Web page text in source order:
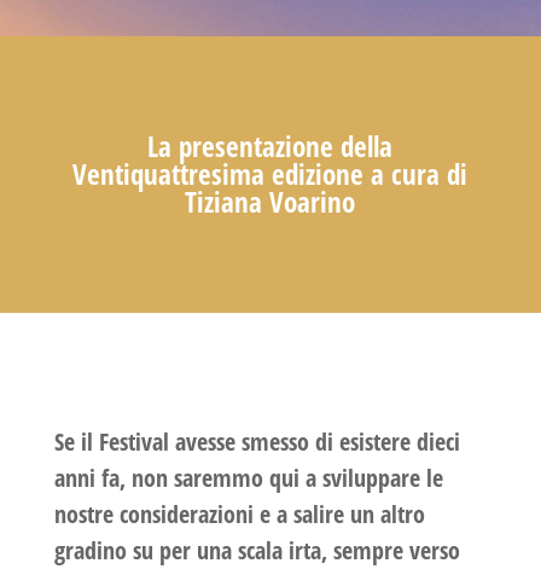
La presentazione della
Ventiquattresima edizione a cura di
Tiziana Voarino
Se il Festival avesse smesso di esistere dieci
anni fa, non saremmo qui a sviluppare le
nostre considerazioni e a salire un altro
gradino su per una scala irta, sempre verso